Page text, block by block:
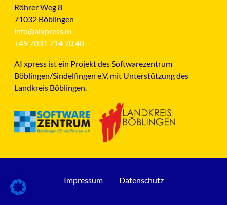
Röhrer Weg 8
71032 Böblingen
info@aixpress.io
+49 7031 714 70 40
AI xpress ist ein Projekt des Softwarezentrum
Böblingen/Sindelfingen e.V. mit Unterstützung des
Landkreis Böblingen.
Impressum Datenschutz